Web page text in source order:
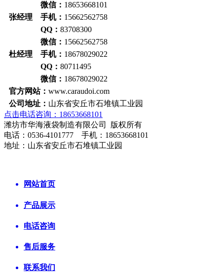
微信： 18653668101
张经理 手机： 15662562758
QQ： 83708300
微信： 15662562758
杜经理 手机： 18678029022
QQ： 80711495
微信： 18678029022
官方网站： www.caraudoi.com
公司地址： 山东省安丘市石堆镇工业园
点击电话咨询：18653668101
潍坊市华海液袋制造有限公司 版权所有
电话：0536-4101777 手机：18653668101
地址：山东省安丘市石堆镇工业园
网站首页
产品展示
电话咨询
售后服务
联系我们